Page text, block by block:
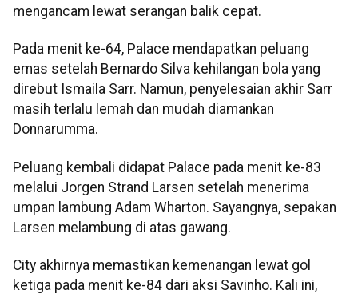
mengancam lewat serangan balik cepat.
Pada menit ke-64, Palace mendapatkan peluang
emas setelah Bernardo Silva kehilangan bola yang
direbut Ismaila Sarr. Namun, penyelesaian akhir Sarr
masih terlalu lemah dan mudah diamankan
Donnarumma.
Peluang kembali didapat Palace pada menit ke-83
melalui Jorgen Strand Larsen setelah menerima
umpan lambung Adam Wharton. Sayangnya, sepakan
Larsen melambung di atas gawang.
City akhirnya memastikan kemenangan lewat gol
ketiga pada menit ke-84 dari aksi Savinho. Kali ini,